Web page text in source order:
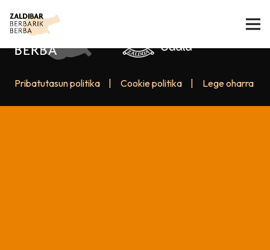
Pribatutasun politika Cookie politika Lege oharra